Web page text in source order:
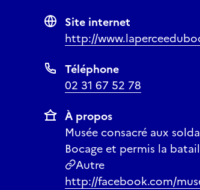
Site internet
http://
Téléphone
02 31 67 52 78
À propos
Musée consacré aux
Bocage et permis la
Autre
http://facebook.com/